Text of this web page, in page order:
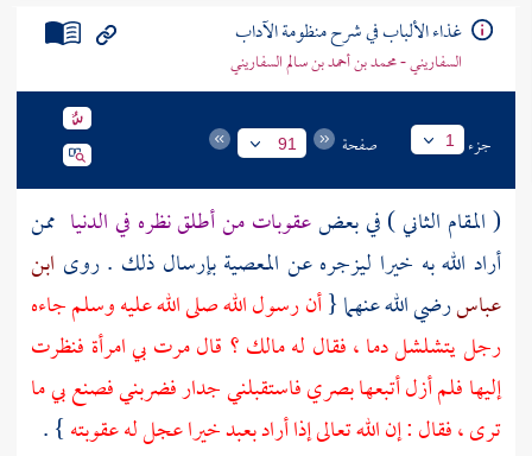
غذاء الألباب في شرح منظومة الآداب
السفاريني - محمد بن أحمد بن سالم السفاريني
جزء 1 صفحة 91
( المقام الثاني ) في بعضعقوبات من أطلق نظره في الدنيا ممن
أراد الله به خيرا ليزجره عن المعصية بإرسال ذلك . روى ابن
عباسرضي الله عنهما {أن رسول الله صلى الله عليه وسلم جاءه
رجل يتشلشل دما ، فقال له مالك ؟ قال مرت بي امرأة فنظرت
إليها فلم أزل أتبعها بصري فاستقبلني جدار فضربني فصنع بي ما
ترى ، فقال : إن الله تعالى إذا أراد بعبد خيرا عجل له عقوبته} .